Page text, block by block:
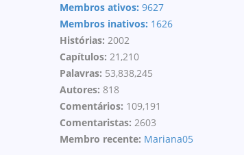
Membros ativos: 9627
Membros inativos: 1626
Histórias: 2002
Capítulos: 21,210
Palavras: 53,838,245
Autores: 818
Comentários: 109,191
Comentaristas: 2603
Membro recente: Mariana05